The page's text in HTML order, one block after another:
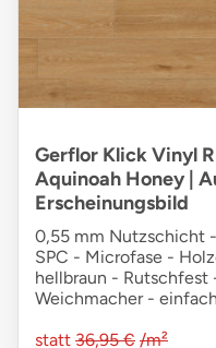
Gerflor Klick Vinyl
Aquinoah Honey |
Erscheinungsbild
0,55 mm Nutzschicht
SPC - Microfase -
hellbraun -
Weichmacher -
statt 36,95 € /m²